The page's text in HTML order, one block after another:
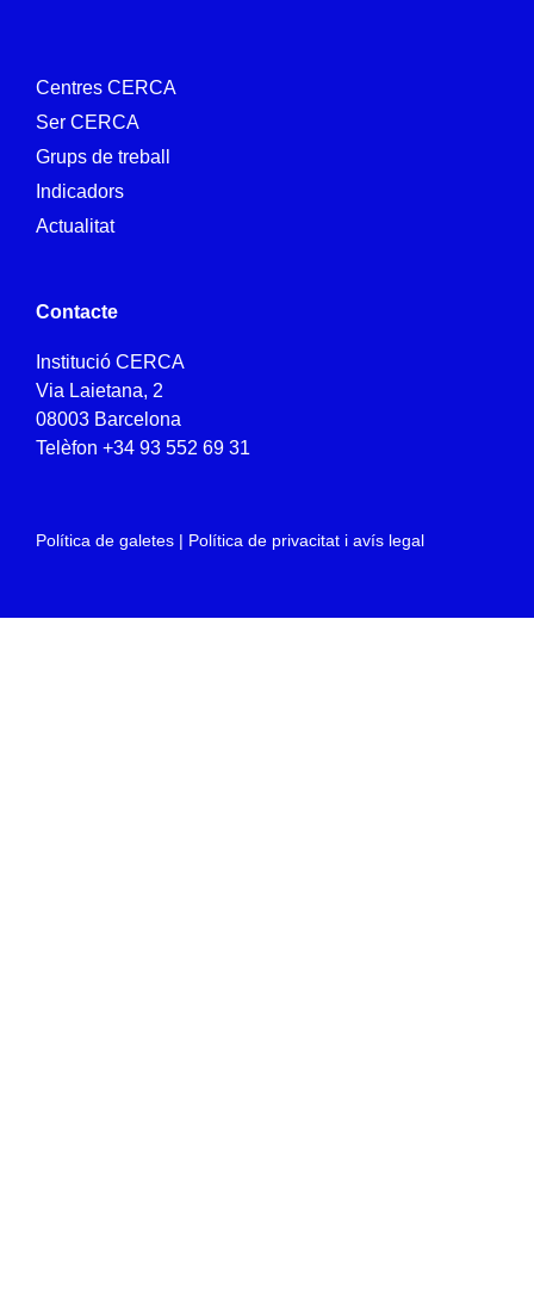
Centres CERCA
Ser CERCA
Grups de treball
Indicadors
Actualitat
Contacte
Institució CERCA
Via Laietana, 2
08003 Barcelona
Telèfon +34 93 552 69 31
Política de galetes | Política de privacitat i avís legal